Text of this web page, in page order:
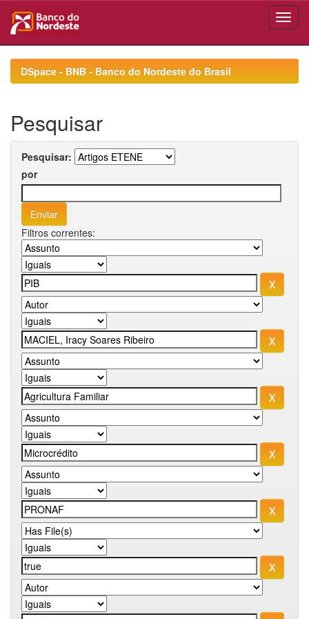
navigationDSpace - BNB - Banco do Nordeste do Brasil
Pesquisar
Pesquisar:
por
Filtros correntes: